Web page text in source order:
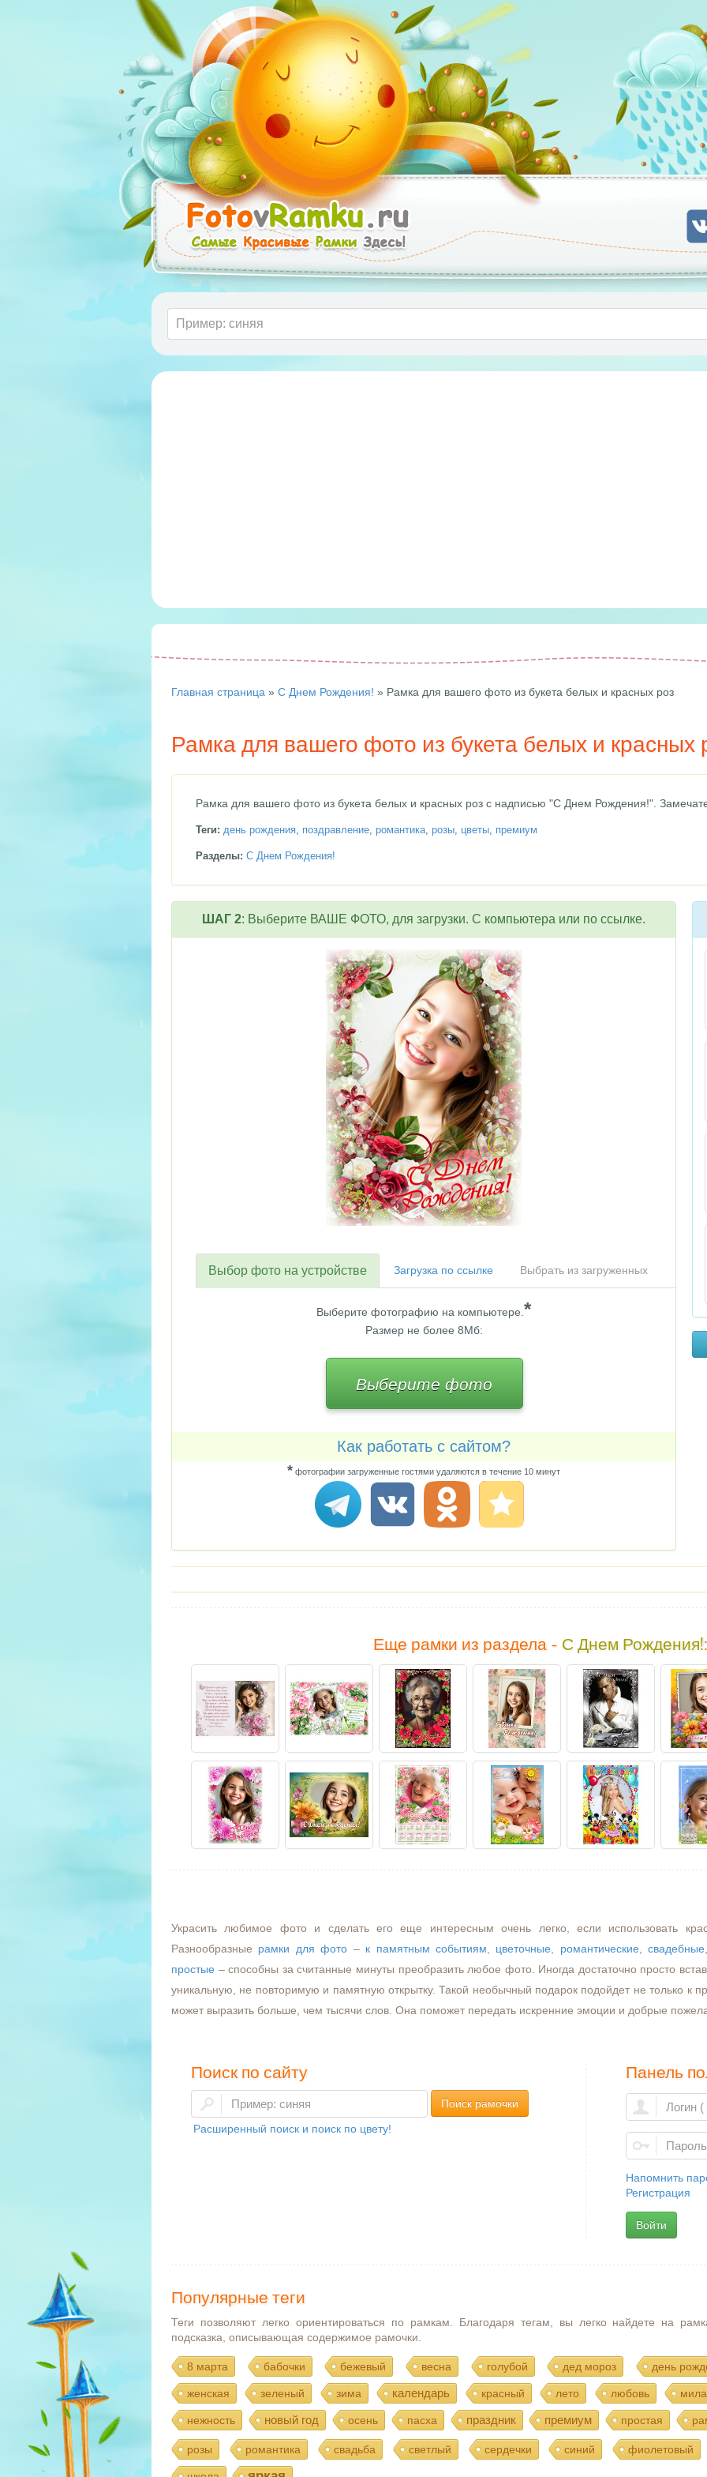
Главная страница » С Днем Рождения! » Рамка для вашего фото из букета белых и красных роз
Рамка для вашего фото из букета белых и красных
Рамка для вашего фото из букета белых и красных роз с надписью "С Днем Рождения!".
Теги: день рождения, поздравление, романтика, розы, цветы, премиум
Разделы: С Днем Рождения!
ШАГ 2: Выберите ВАШЕ ФОТО, для загрузки. С компьютера или по ссылке.
Выбор фото на устройстве Загрузка по ссылке Выбрать из загруженных
Выберите фотографию на компьютере. *
Размер не более 8Мб:
Выберите фото
Как работать с сайтом?
* фотографии загруженные гостями удаляются в течение 10 минут
Еще рамки из раздела - С Днем Рождения!:
Украсить любимое фото и сделать его еще интересным очень легко, если использовать
Разнообразные рамки для фото – к памятным событиям цветочные романтические ,свадебные
простые – способны за считанные минуты преобразить любое фото. Иногда достаточно просто
уникальную, не повторимую и памятную открытку. Такой необычный подарок подойдет не только к
может выразить больше, чем тысячи слов. Она поможет передать искренние эмоции и добрые
Поиск по сайту
Поиск рамочки
Расширенный поиск и поиск по цвету!
Панель
Напомнить
Регистрация
Войти
Популярные теги
Теги позволяют легко ориентироваться по рамкам. Благодаря тегам, вы легко найдете на
подсказка, описывающая содержимое рамочки.
8 марта бабочки бежевый весна голубой дед мороз день
женская зеленый зима календарь красный лето любовь
нежность новый год осень пасха праздник премиум простая
розы романтика свадьба светлый сердечки синий фиолетовый